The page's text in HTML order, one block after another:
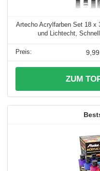
Artecho Acrylfarben Set 18
und Lichtecht,
ZUM